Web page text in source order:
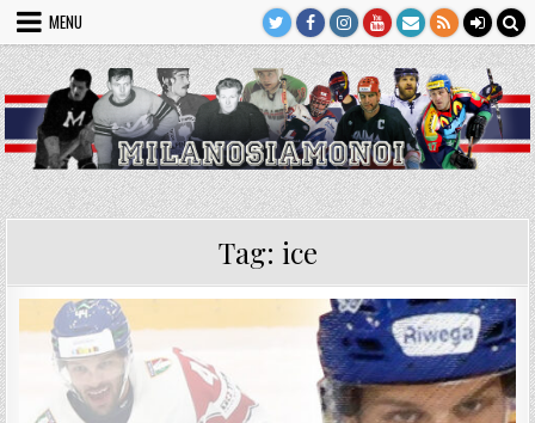
Skip
content
MENU
Tag: ice